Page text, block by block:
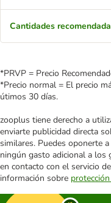
Cantidades
*PRVP = Precio
*Precio normal = El precio
útimos 30 días.
zooplus tiene derecho a
enviarte publicidad directa
similares. Puedes oponerte
ningún gasto adicional a los
en contacto con el servicio
información sobre